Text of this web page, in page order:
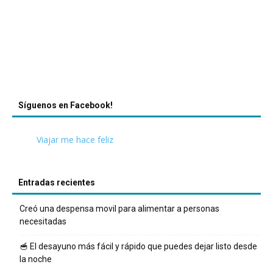
Síguenos en Facebook!
Viajar me hace feliz
Entradas recientes
Creó una despensa movil para alimentar a personas
necesitadas
🥣 El desayuno más fácil y rápido que puedes dejar listo desde
la noche